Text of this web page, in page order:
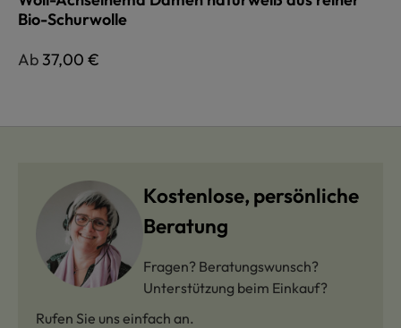
Bio-Schurwolle
Regulärer Preis:
Ab37,00 €
Kostenlose, persönliche
Beratung
Fragen? Beratungswunsch?
Unterstützung beim Einkauf?
Rufen Sie uns einfach an.